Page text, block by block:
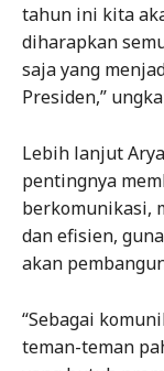
tahun ini kita
diharapkan
saja yang
Presiden,”
Lebih lanjut
pentingnya
berkomunikasi,
dan efisien,
akan
“Sebagai
teman-teman